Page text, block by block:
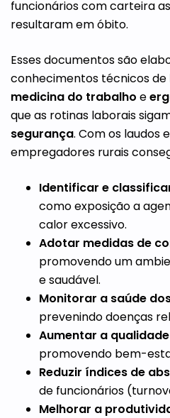
funcionários com carteira
resultaram em óbito.
Esses documentos são
conhecimentos técnicos de
medicina do trabalho e
que as rotinas laborais
segurança. Com os laudos
empregadores rurais
Identificar e
como exposição a
calor excessivo.
Adotar medidas de
promovendo um
e saudável.
Monitorar a saúde
prevenindo doenças
Aumentar a
promovendo bem-
Reduzir índices de
de funcionários
Melhorar a